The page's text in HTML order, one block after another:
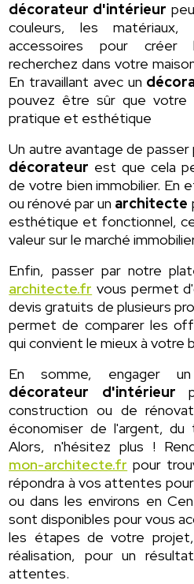
décorateur d'intérieur
couleurs, les
accessoires pour créer
recherchez dans votre
En travaillant avec un
pouvez être sûr que
pratique et esthétique
Un autre avantage de passer
décorateur est que cela
de votre bien immobilier. En
ou rénové par un architecte
esthétique et fonctionnel,
valeur sur le marché
Enfin, passer par notre
architecte.fr vous permet
devis gratuits de plusieurs
permet de comparer les
qui convient le mieux à votre
En somme, engager
décorateur d'intérieur
construction ou de
économiser de l'argent,
Alors, n'hésitez plus !
mon-architecte.fr pour
répondra à vos attentes
ou dans les environs en
sont disponibles pour vous
les étapes de votre
réalisation, pour un
attentes.